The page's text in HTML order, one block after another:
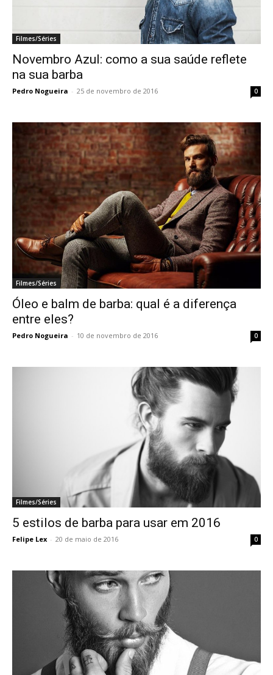
Filmes/Séries
Novembro Azul: como a sua saúde reflete
na sua barba
Pedro Nogueira - 25 de novembro de 2016 0
Filmes/Séries
Óleo e balm de barba: qual é a diferença
entre eles?
Pedro Nogueira - 10 de novembro de 2016 0
Filmes/Séries
5 estilos de barba para usar em 2016
Felipe Lex - 20 de maio de 2016 0